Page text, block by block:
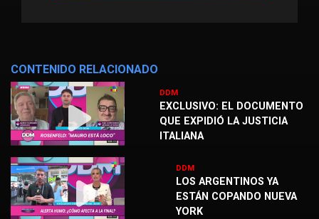
CONTENIDO RELACIONADO
DDM
EXCLUSIVO: EL DOCUMENTO
QUE EXPIDIÓ LA JUSTICIA
ITALIANA
DDM
LOS ARGENTINOS YA
ESTÁN COPANDO NUEVA
YORK